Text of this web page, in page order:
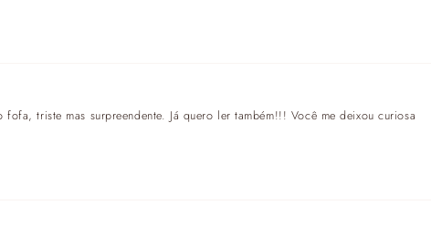
triste mas surpreendente. Já quero ler também!!! Você me deixou curiosa